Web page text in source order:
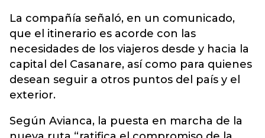
La compañía señaló, en un comunicado,
que el itinerario es acorde con las
necesidades de los viajeros desde y hacia la
capital del Casanare, así como para quienes
desean seguir a otros puntos del país y el
exterior.
Según Avianca, la puesta en marcha de la